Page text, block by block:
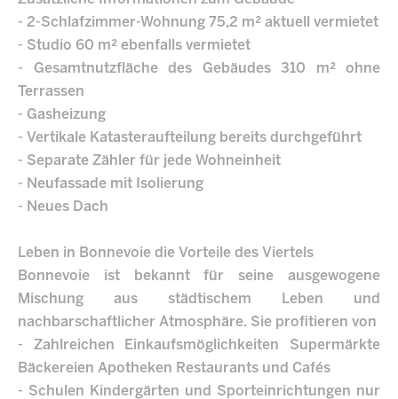
- 2-Schlafzimmer-Wohnung 75,2 m² aktuell vermietet
- Studio 60 m² ebenfalls vermietet
- Gesamtnutzfläche des Gebäudes 310 m² ohne
Terrassen
- Gasheizung
- Vertikale Katasteraufteilung bereits durchgeführt
- Separate Zähler für jede Wohneinheit
- Neufassade mit Isolierung
- Neues Dach
Leben in Bonnevoie die Vorteile des Viertels
Bonnevoie ist bekannt für seine ausgewogene
Mischung aus städtischem Leben und
nachbarschaftlicher Atmosphäre. Sie profitieren von
- Zahlreichen Einkaufsmöglichkeiten Supermärkte
Bäckereien Apotheken Restaurants und Cafés
- Schulen Kindergärten und Sporteinrichtungen nur